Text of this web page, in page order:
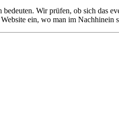
Wir prüfen, ob sich das
ein, wo man im